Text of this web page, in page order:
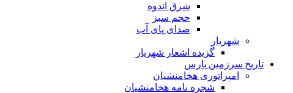
شرق اندوه
حجم سبز
صدای پای آب
شهریار
گزیده اشعار شهریار
تاریخ سرزمین پارس
امپراتوری هخامنشیان
شجره نامه هخامنشیان